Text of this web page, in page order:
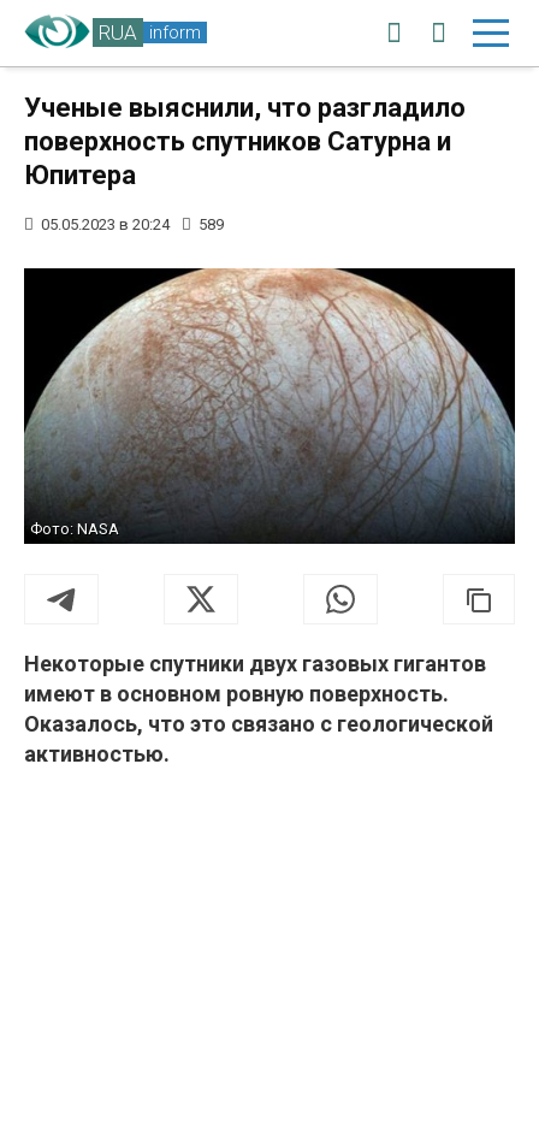
RUA inform
Ученые выяснили, что разгладило
поверхность спутников Сатурна и
Юпитера
05.05.2023 в 20:24 589
Фото: NASA
Некоторые спутники двух газовых гигантов
имеют в основном ровную поверхность.
Оказалось, что это связано с геологической
активностью.